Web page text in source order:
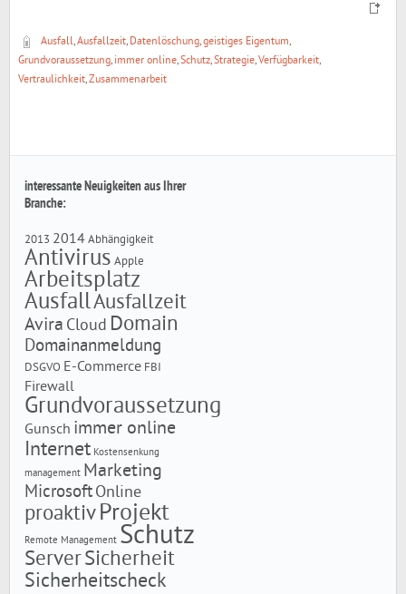
Ausfall,Ausfallzeit, Datenlöschung,geistiges Eigentum,
Grundvoraussetzung, immer online,Schutz,Strategie,Verfügbarkeit,
Vertraulichkeit,Zusammenarbeit
interessante Neuigkeiten aus Ihrer
Branche:
2013 2014 Abhängigkeit
Antivirus Apple
Arbeitsplatz
AusfallAusfallzeit
Avira Cloud Domain
Domainanmeldung
DSGVO E-Commerce FBI
Firewall
Grundvoraussetzung
Gunsch immer online
Internet Kostensenkung
management Marketing
Microsoft Online
proaktivProjekt
Remote Management Schutz
ServerSicherheit
Sicherheitscheck